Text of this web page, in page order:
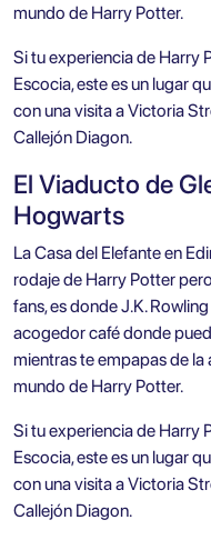
mundo de Harry Potter.
Si tu experiencia de Harry
Escocia, este es un lugar
con una visita a Victoria
Callejón Diagon.
El Viaducto de
Hogwarts
La Casa del Elefante en
rodaje de Harry Potter
fans, es donde J.K.
acogedor café donde
mientras te empapas de
mundo de Harry Potter.
Si tu experiencia de Harry
Escocia, este es un lugar
con una visita a Victoria
Callejón Diagon.